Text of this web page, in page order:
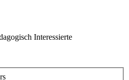
Interessierte